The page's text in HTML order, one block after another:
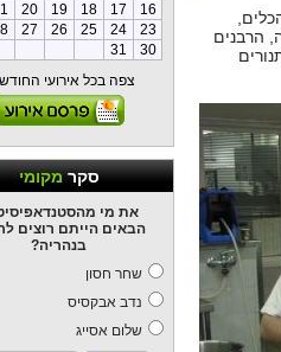
16
17
18
19
20
23
24
25
26
27
30
31
צפה בכל אירועי החודש
סקרמקומי
את מי
הבאים הייתם רוצים
בנהריה?
שחר חסון
נדב אבקסיס
שלום אסייג
הרבנים